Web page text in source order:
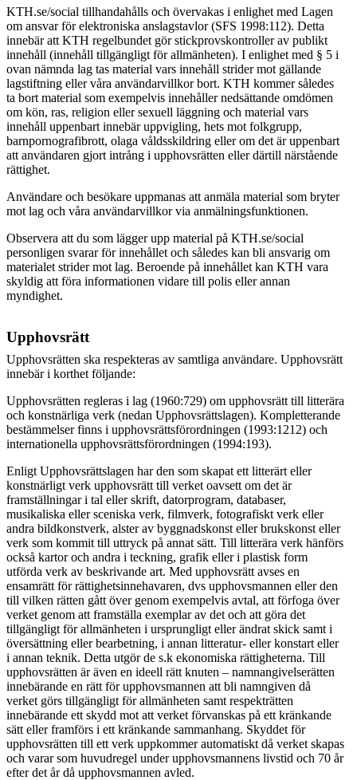
KTH.se/social tillhandahålls och övervakas i enlighet med Lagen
om ansvar för elektroniska anslagstavlor (SFS 1998:112). Detta
innebär att KTH regelbundet gör stickprovskontroller av publikt
innehåll (innehåll tillgängligt för allmänheten). I enlighet med § 5 i
ovan nämnda lag tas material vars innehåll strider mot gällande
lagstiftning eller våra användarvillkor bort. KTH kommer således
ta bort material som exempelvis innehåller nedsättande omdömen
om kön, ras, religion eller sexuell läggning och material vars
innehåll uppenbart innebär uppvigling, hets mot folkgrupp,
barnpornografibrott, olaga våldsskildring eller om det är uppenbart
att användaren gjort intrång i upphovsrätten eller därtill närstående
rättighet.
Användare och besökare uppmanas att anmäla material som bryter
mot lag och våra användarvillkor via anmälningsfunktionen.
Observera att du som lägger upp material på KTH.se/social
personligen svarar för innehållet och således kan bli ansvarig om
materialet strider mot lag. Beroende på innehållet kan KTH vara
skyldig att föra informationen vidare till polis eller annan
myndighet.
Upphovsrätt
Upphovsrätten ska respekteras av samtliga användare. Upphovsrätt
innebär i korthet följande:
Upphovsrätten regleras i lag (1960:729) om upphovsrätt till litterära
och konstnärliga verk (nedan Upphovsrättslagen). Kompletterande
bestämmelser finns i upphovsrättsförordningen (1993:1212) och
internationella upphovsrättsförordningen (1994:193).
Enligt Upphovsrättslagen har den som skapat ett litterärt eller
konstnärligt verk upphovsrätt till verket oavsett om det är
framställningar i tal eller skrift, datorprogram, databaser,
musikaliska eller sceniska verk, filmverk, fotografiskt verk eller
andra bildkonstverk, alster av byggnadskonst eller brukskonst eller
verk som kommit till uttryck på annat sätt. Till litterära verk hänförs
också kartor och andra i teckning, grafik eller i plastisk form
utförda verk av beskrivande art. Med upphovsrätt avses en
ensamrätt för rättighetsinnehavaren, dvs upphovsmannen eller den
till vilken rätten gått över genom exempelvis avtal, att förfoga över
verket genom att framställa exemplar av det och att göra det
tillgängligt för allmänheten i ursprungligt eller ändrat skick samt i
översättning eller bearbetning, i annan litteratur- eller konstart eller
i annan teknik. Detta utgör de s.k ekonomiska rättigheterna. Till
upphovsrätten är även en ideell rätt knuten – namnangivelserätten
innebärande en rätt för upphovsmannen att bli namngiven då
verket görs tillgängligt för allmänheten samt respekträtten
innebärande ett skydd mot att verket förvanskas på ett kränkande
sätt eller framförs i ett kränkande sammanhang. Skyddet för
upphovsrätten till ett verk uppkommer automatiskt då verket skapas
och varar som huvudregel under upphovsmannens livstid och 70 år
efter det år då upphovsmannen avled.